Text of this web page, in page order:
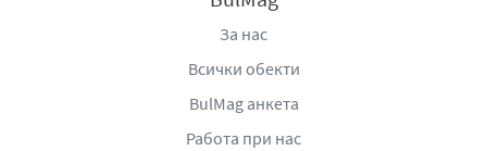
напитка с богат шоколадов вкус. Със своята лесна
разтворимост, приятен аромат и разнообразни
възможности за приложение в кухнята, то е чудесно
наслада във всяка чаша.
За нас
Всички обекти
BulMag анкета
Работа при нас